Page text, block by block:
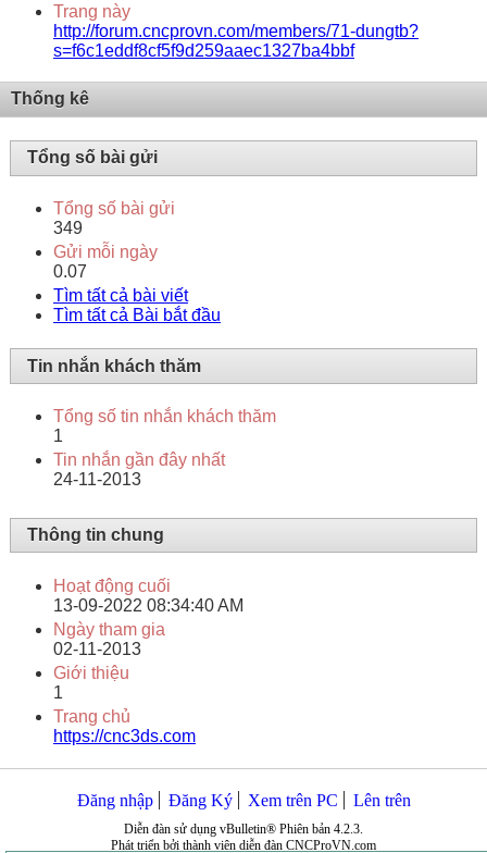
Trang này
http://forum.cncprovn.com/members/71-dungtb?
s=f6c1eddf8cf5f9d259aaec1327ba4bbf
Thống kê
Tổng số bài gửi
Tổng số bài gửi
349
Gửi mỗi ngày
0.07
Tìm tất cả bài viết
Tìm tất cả Bài bắt đầu
Tin nhắn khách thăm
Tổng số tin nhắn khách thăm
1
Tin nhắn gần đây nhất
24-11-2013
Thông tin chung
Hoạt động cuối
13-09-2022 08:34:40 AM
Ngày tham gia
02-11-2013
Giới thiệu
1
Trang chủ
https://cnc3ds.com
Đăng nhập Đăng Ký Xem trên PC Lên trên
Diễn đàn sử dụng vBulletin® Phiên bản 4.2.3.
Phát triển bởi thành viên diễn đàn CNCProVN.com